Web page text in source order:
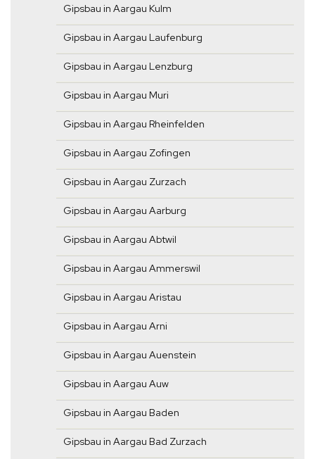
Gipsbau in Aargau Kulm
Gipsbau in Aargau Laufenburg
Gipsbau in Aargau Lenzburg
Gipsbau in Aargau Muri
Gipsbau in Aargau Rheinfelden
Gipsbau in Aargau Zofingen
Gipsbau in Aargau Zurzach
Gipsbau in Aargau Aarburg
Gipsbau in Aargau Abtwil
Gipsbau in Aargau Ammerswil
Gipsbau in Aargau Aristau
Gipsbau in Aargau Arni
Gipsbau in Aargau Auenstein
Gipsbau in Aargau Auw
Gipsbau in Aargau Baden
Gipsbau in Aargau Bad Zurzach